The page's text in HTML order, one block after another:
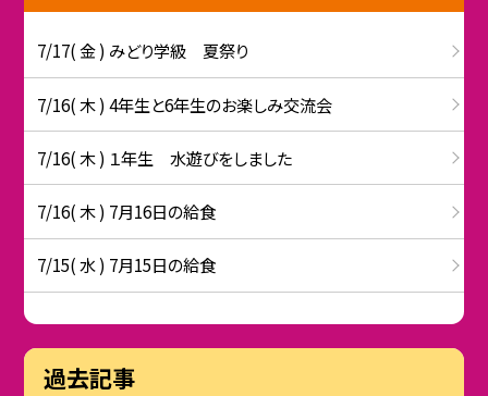
7/17( 金 ) みどり学級 夏祭り
7/16( 木 ) 4年生と6年生のお楽しみ交流会
7/16( 木 ) １年生 水遊びをしました
7/16( 木 ) 7月16日の給食
7/15( 水 ) 7月15日の給食
過去記事